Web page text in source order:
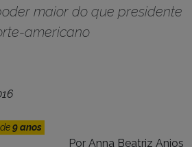
maior do que presidente
americano
9 anos
Por Anna Beatriz Anjos